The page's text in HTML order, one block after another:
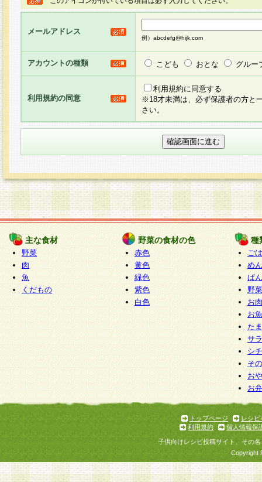
ージを設け、会員がアンケー ト調査に回答する
し、その結果を当社が集計・分析その他の利用を
るものです。なお、本サービスは、それぞれの目
員に対して本サービスの依頼を行うこともあり、
た全ての会員に対して本サービスの依頼をすると
りま す。
3.当社は、会員の事前の承諾を得ることなく、当
方 法・手段にて、本規約を任意に制定、変更ま
きるものとします。改定後の本規約等は、本規約
に掲示したときに、その 他の諸規定については
てその効力を生じるものとします。
4.本規約は、会員登録希望者による会員登録手続
の当社による会員登録の承認が完了した時点で会
たものとみなされ、会員に対して適用されるもの
5.当社がお聞きする個人情報は、すべて会員登録
で提 供いただいたものと考えております。従っ
自らの個人情報の提供を希望されない場合には、
をお預かりいたしません が、提供されないこと
商品やサービス等をご利用いただけない場合があ
了承ください。
6.当社は、お客様から当社が保有している個人情
加・ 利用停止等を求められた場合には、ご本人
て確認できた場合に限り、法令に準拠して合理的
いただきます。なお、開示 請求等の請求先は個
ります。
1.会員とは、本規約等を承諾のうえ、当社所定の
了し、当社が承認した者、グループとします。な
が以下に該当する場合は会員登録をすることがで
メールアドレス
例）abcdefg@hijk.com
アカウントの種類 こども おとな グルー
利用規約の同意
利用規約に同意する
※18才未満は、必ず保護者の方と
さい。
主な食材
野菜
肉
魚
くだもの
野菜の食材の色
赤色
黄色
緑色
紫色
白色
種
ご
めん
ぱん
野
お
お
た
サ
シ
そ
お
お
トップページ
レシピ
利用規約
個人情報保
子供向けレシピ投稿サイト、その
Copyright